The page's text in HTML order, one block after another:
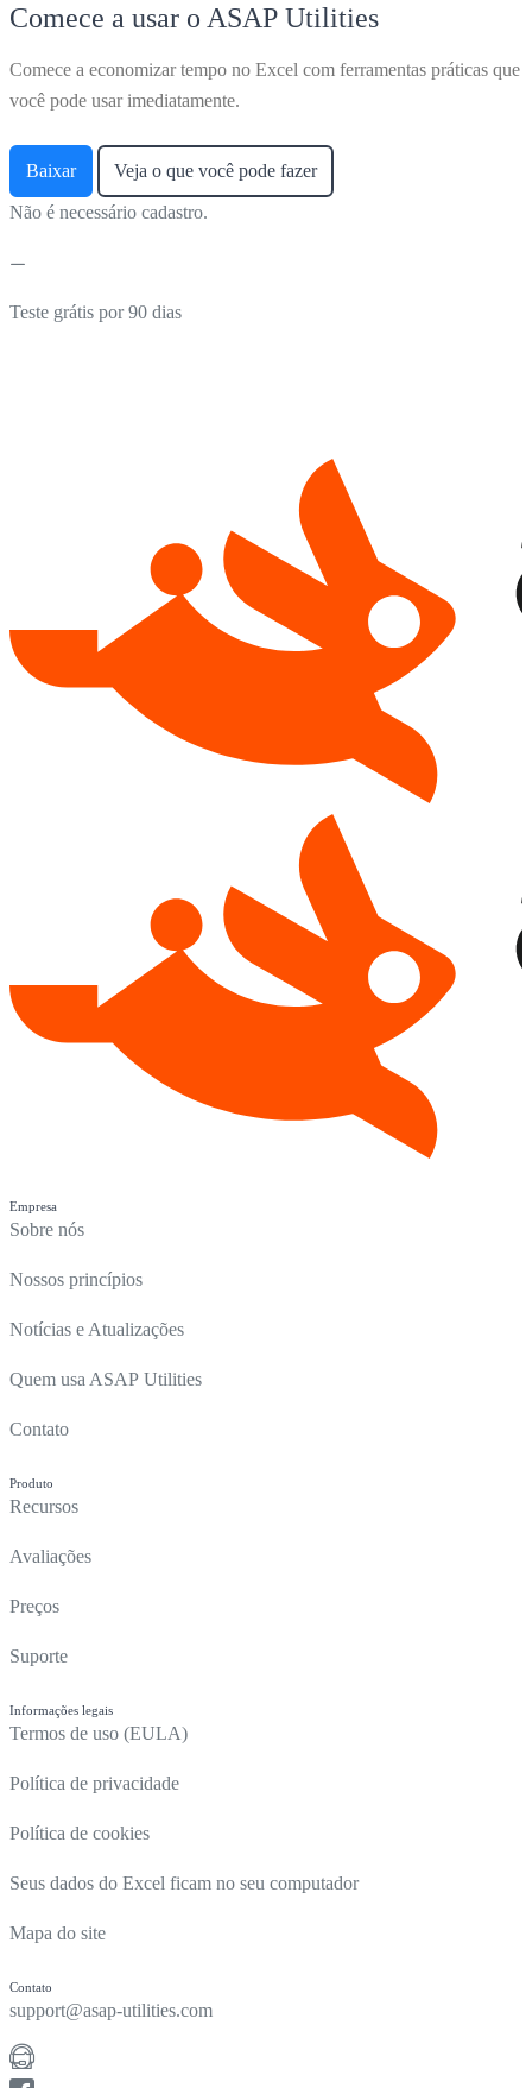
Comece a usar o ASAP Utilities
Comece a economizar tempo no Excel com ferramentas práticas que
você pode usar imediatamente.
Baixar Veja o que você pode fazer
Não é necessário cadastro.
Teste grátis por 90 dias
Empresa
Sobre nós
Nossos princípios
Notícias e Atualizações
Quem usa ASAP Utilities
Contato
Produto
Recursos
Avaliações
Preços
Suporte
Informações legais
Termos de uso (EULA)
Política de privacidade
Política de cookies
Seus dados do Excel ficam no seu computador
Mapa do site
Contato
support@asap-utilities.com